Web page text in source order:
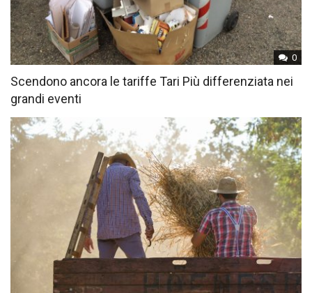
0
Scendono ancora le tariffe Tari Più differenziata nei
grandi eventi